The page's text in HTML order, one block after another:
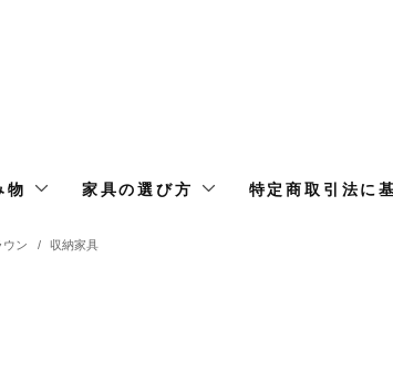
物 家具の選び方 特定商取引法に
ウン / 収納家具